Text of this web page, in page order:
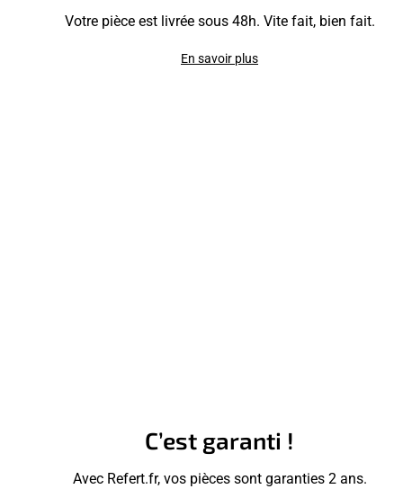
Votre pièce est livrée sous 48h. Vite fait, bien fait.
En savoir plus
C’est garanti !
Avec Refert.fr, vos pièces sont garanties 2 ans.